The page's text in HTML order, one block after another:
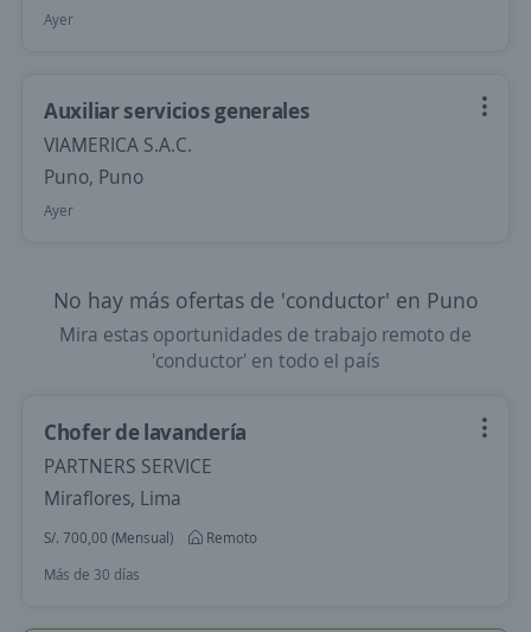
Ayer
Auxiliar servicios generales
VIAMERICA S.A.C.
Puno, Puno
Ayer
No hay más ofertas de 'conductor' en Puno
Mira estas oportunidades de trabajo remoto de
'conductor' en todo el país
Chofer de lavandería
PARTNERS SERVICE
Miraflores, Lima
S/. 700,00 (Mensual)
Remoto
Más de 30 días